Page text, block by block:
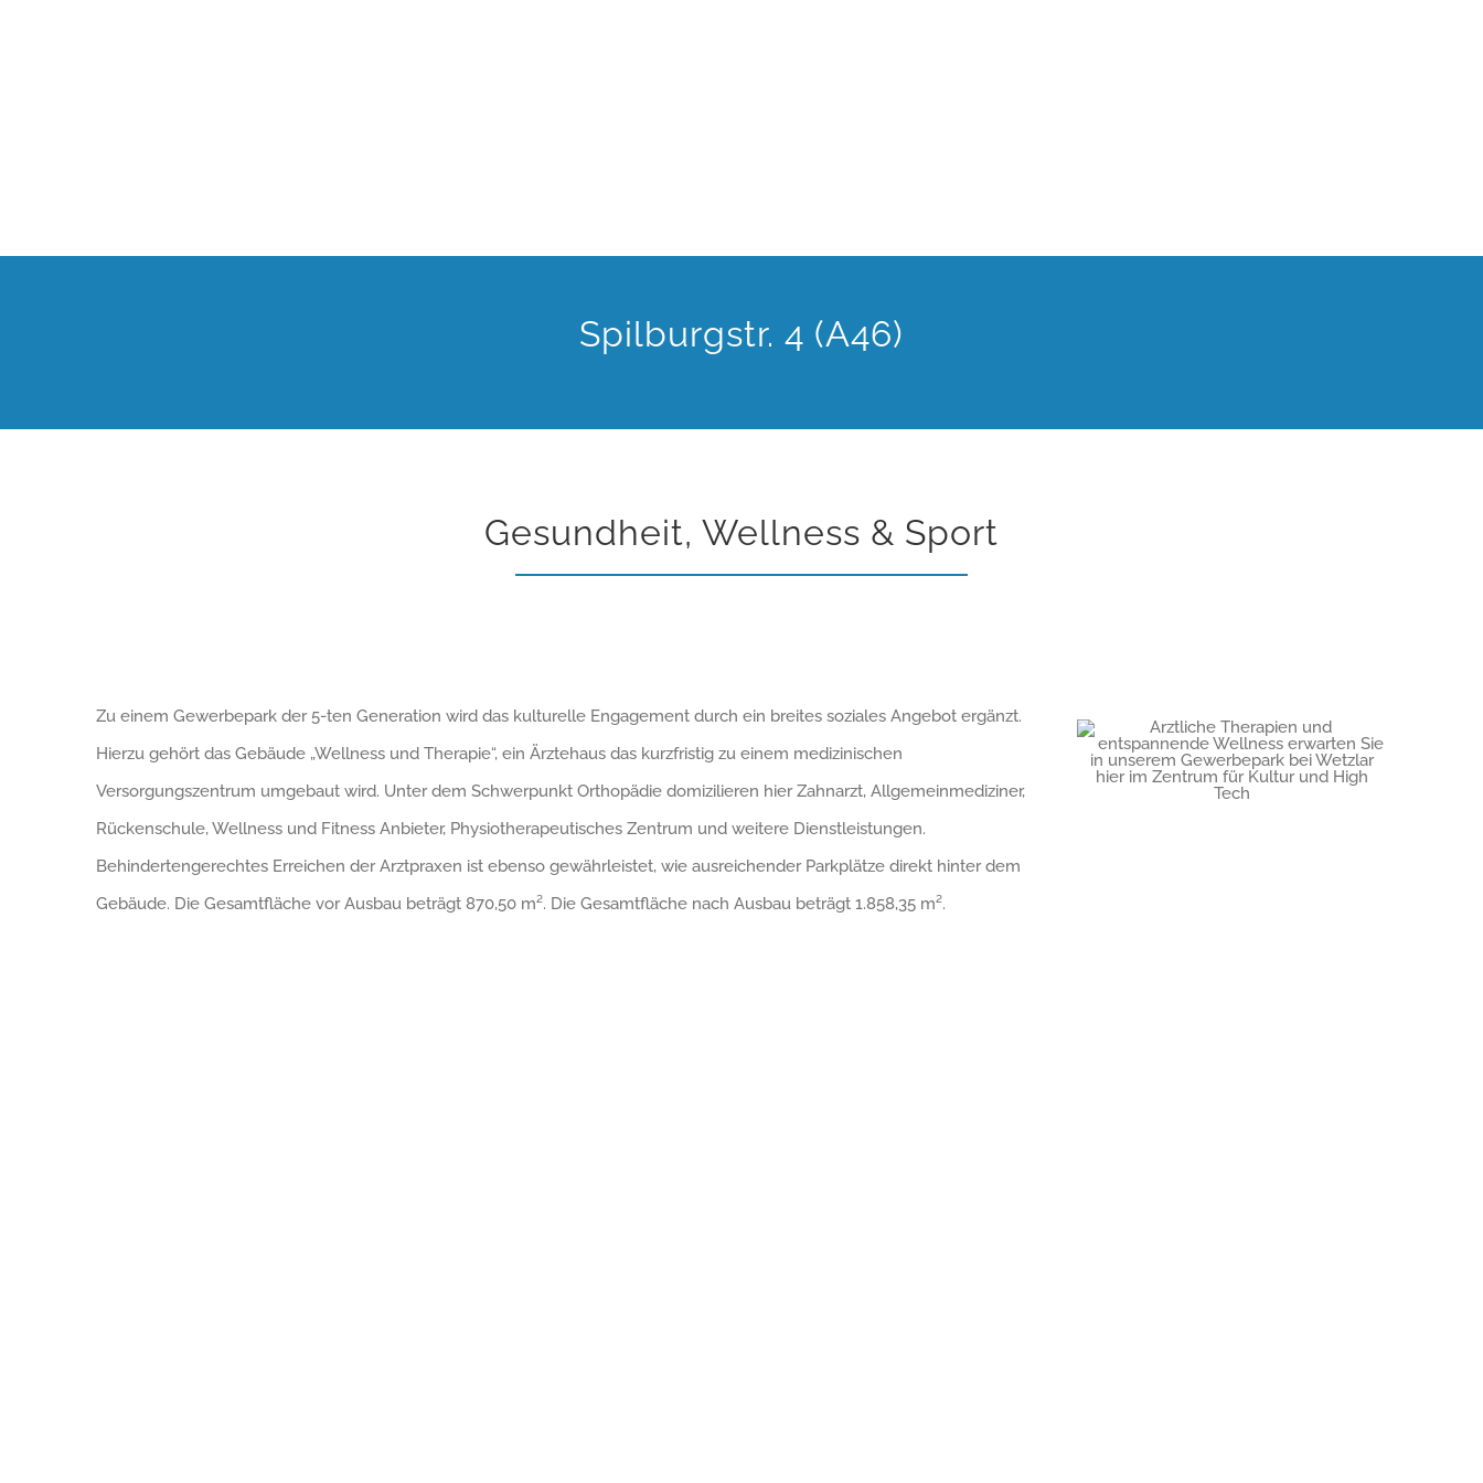
Spilburgstr. 4 (A46)
Gesundheit, Wellness & Sport
Zu einem Gewerbepark der 5-ten Generation wird das kulturelle Engagement durch ein breites soziales Angebot ergänzt.
Hierzu gehört das Gebäude „Wellness und Therapie“, ein Ärztehaus das kurzfristig zu einem medizinischen
Versorgungszentrum umgebaut wird. Unter dem Schwerpunkt Orthopädie domizilieren hier Zahnarzt, Allgemeinmediziner,
Rückenschule, Wellness und Fitness Anbieter, Physiotherapeutisches Zentrum und weitere Dienstleistungen.
Behindertengerechtes Erreichen der Arztpraxen ist ebenso gewährleistet, wie ausreichender Parkplätze direkt hinter dem
Gebäude. Die Gesamtfläche vor Ausbau beträgt 870,50 m². Die Gesamtfläche nach Ausbau beträgt 1.858,35 m².